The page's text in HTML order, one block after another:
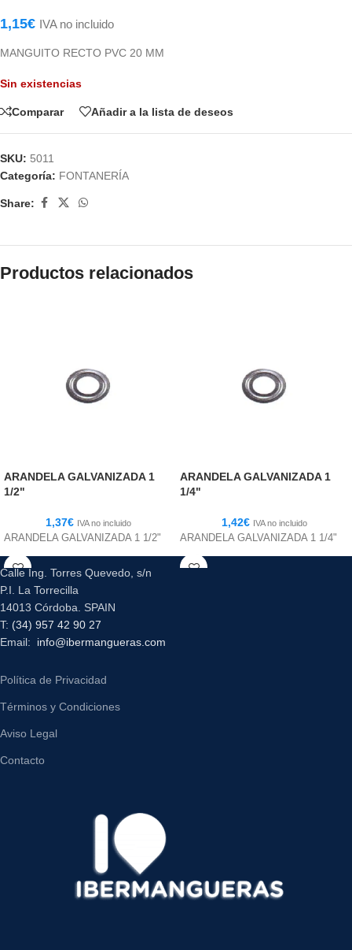
1,15€ IVA no incluido
MANGUITO RECTO PVC 20 MM
Sin existencias
Comparar Añadir a la lista de deseos
SKU: 5011
Categoría: FONTANERÍA
Share:
Productos relacionados
ARANDELA GALVANIZADA 1
1/2"
1,37€ IVA no incluido
ARANDELA GALVANIZADA 1 1/2"
ARANDELA GALVANIZADA 1
1/4"
1,42€ IVA no incluido
ARANDELA GALVANIZADA 1 1/4"
Calle Ing. Torres Quevedo, s/n
P.I. La Torrecilla
14013 Córdoba. SPAIN
T: (34) 957 42 90 27
Email: info@ibermangueras.com
Política de Privacidad
Términos y Condiciones
Aviso Legal
Contacto